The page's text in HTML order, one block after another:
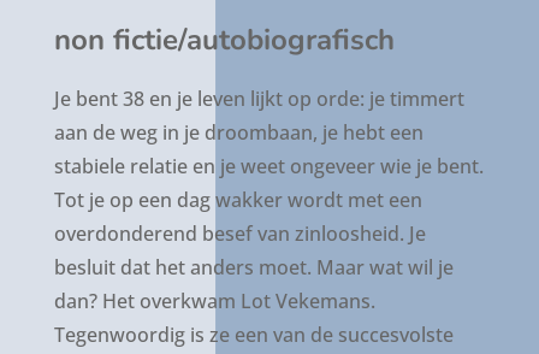
non fictie/autobiografisch
Je bent 38 en je leven lijkt op orde: je timmert
aan de weg in je droombaan, je hebt een
stabiele relatie en je weet ongeveer wie je bent.
Tot je op een dag wakker wordt met een
overdonderend besef van zinloosheid. Je
besluit dat het anders moet. Maar wat wil je
dan? Het overkwam Lot Vekemans.
Tegenwoordig is ze een van de succesvolste